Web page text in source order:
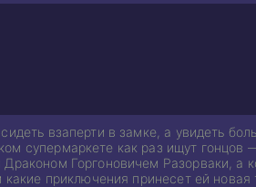
взаперти в замке, а увидеть
супермаркете как раз ищут
Горгоновичем Разорваки,
приключения принесет ей новая